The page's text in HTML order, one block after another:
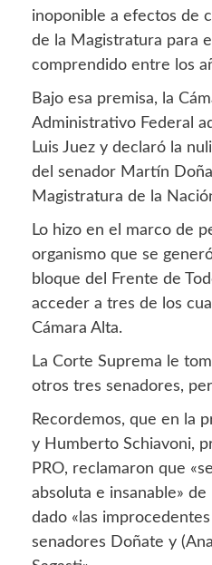
inoponible a efectos de
de la Magistratura para
comprendido entre los
Bajo esa premisa, la
Administrativo Federal
Luis Juez y declaró la
del senador Martín
Magistratura de la
Lo hizo en el marco de
organismo que se
bloque del Frente de
acceder a tres de los
Cámara Alta.
La Corte Suprema le
otros tres senadores,
Recordemos, que en la
y Humberto Schiavoni,
PRO, reclamaron que
absoluta e insanable»
dado «las
senadores Doñate y